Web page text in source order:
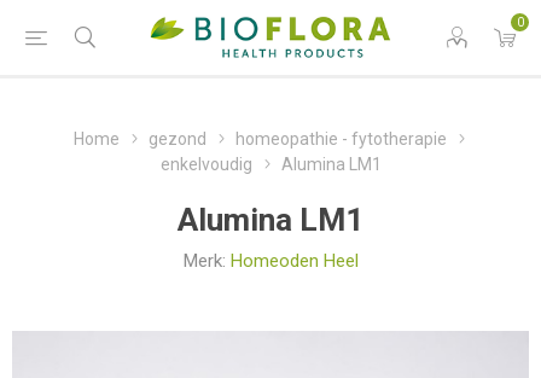
0
Home gezond
homeopathie - fytotherapie
enkelvoudig
Alumina LM1
Alumina LM1
Merk: Homeoden Heel